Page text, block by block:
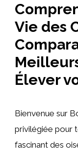
Vie des
Élever
Bienvenue sur
privilégiée pour
fascinant des